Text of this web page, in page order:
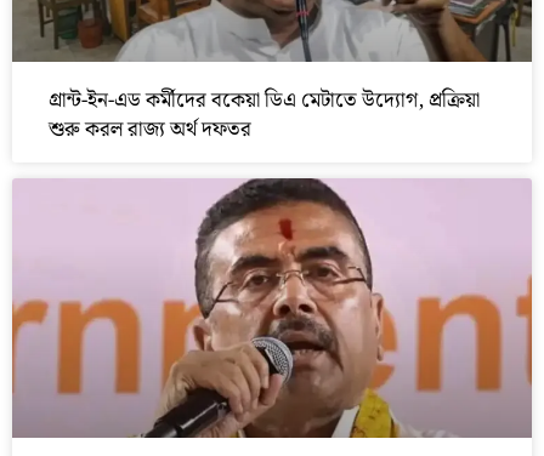
গ্রান্ট-ইন-এড কর্মীদের বকেয়া ডিএ মেটাতে উদ্যোগ, প্রক্রিয়া
শুরু করল রাজ্য অর্থ দফতর